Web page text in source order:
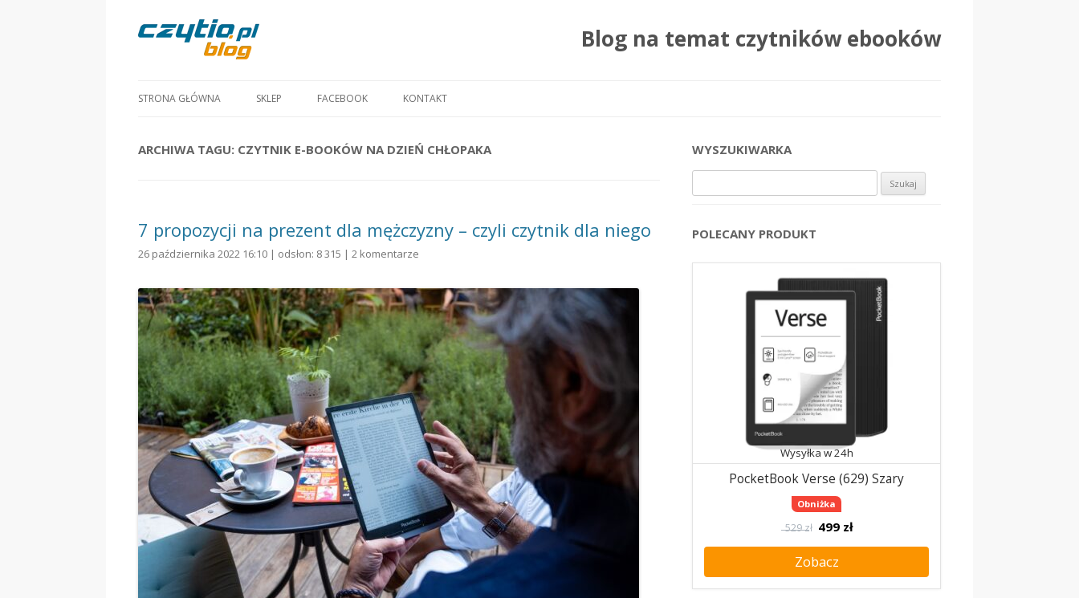
Blog na temat czytników ebooków
STRONA GŁÓWNA SKLEP FACEBOOK KONTAKT
ARCHIWA TAGU: CZYTNIK E-BOOKÓW NA DZIEŃ CHŁOPAKA
7 propozycji na prezent dla mężczyzny – czyli czytnik dla niego
26 października 2022 16:10 | odsłon: 8 315 | 2 komentarze
WYSZUKIWARKA
POLECANY PRODUKT
Wysyłka w 24h
PocketBook Verse (629) Szary
Obniżka
529 zł 499 zł
Zobacz